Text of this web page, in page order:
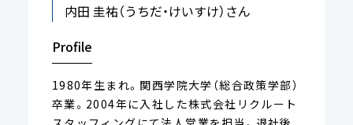
内田 圭祐（うちだ・けいすけ）さん
Profile
1980年生まれ。関西学院大学（総合政策学部）
卒業。2004年に入社した株式会社リクルート